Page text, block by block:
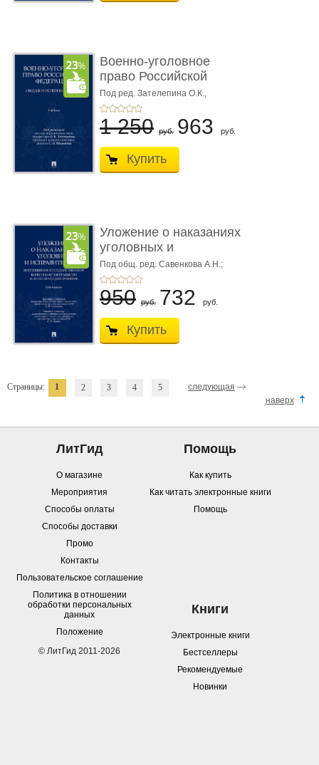
Военно-уголовное
право Российской
Федерации. � ...
Под ред. Зателепина О.К.,
Шарапова С.Н.
1 250 руб. 963 руб.
Купить
Уложение о наказаниях
уголовных и
исправитель ...
Под общ. ред. Савенкова А.Н.;
науч. ред. и рук. авт. кол. Чучаев
А.И.
950 руб. 732 руб.
Купить
Страницы: 1 2 3 4 5
следующая
наверх
ЛитГид
О магазине
Мероприятия
Способы оплаты
Способы доставки
Промо
Контакты
Пользовательское соглашение
Политика в отношении
обработки персональных
данных
Положение
© ЛитГид 2011-2026
Помощь
Как купить
Как читать электронные книги
Помощь
Книги
Электронные книги
Бестселлеры
Рекомендуемые
Новинки